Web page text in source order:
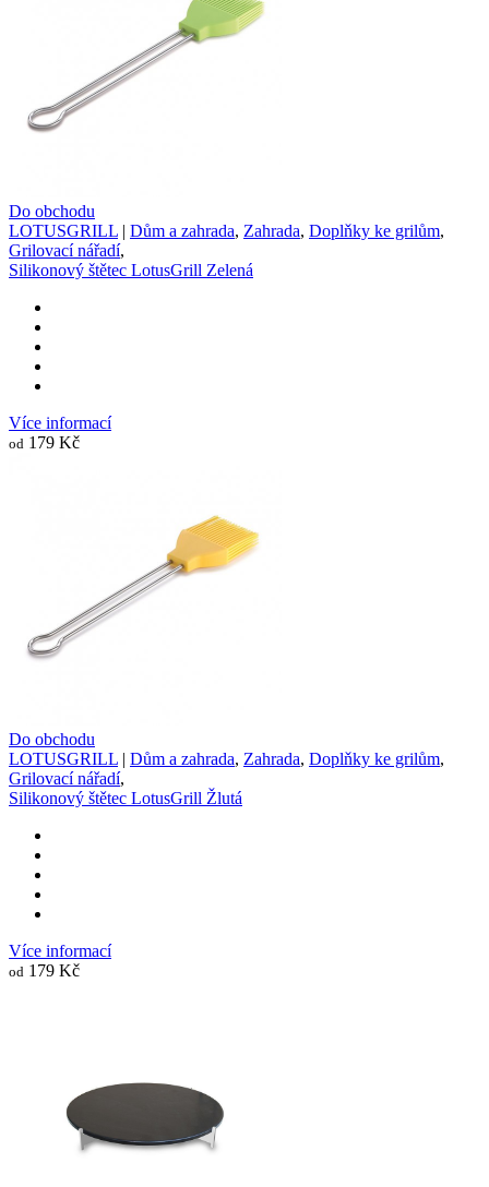
Do obchodu
LOTUSGRILL | Dům a zahrada, Zahrada, Doplňky ke grilům,
Grilovací nářadí,
Silikonový štětec LotusGrill Zelená
Více informací
od 179 Kč
Do obchodu
LOTUSGRILL | Dům a zahrada, Zahrada, Doplňky ke grilům,
Grilovací nářadí,
Silikonový štětec LotusGrill Žlutá
Více informací
od 179 Kč